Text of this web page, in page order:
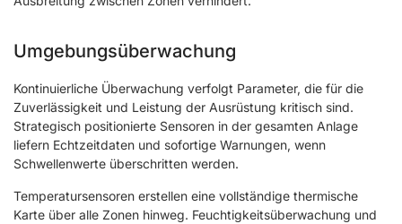
Umgebungsüberwachung
Kontinuierliche Überwachung verfolgt Parameter, die für die
Zuverlässigkeit und Leistung der Ausrüstung kritisch sind.
Strategisch positionierte Sensoren in der gesamten Anlage
liefern Echtzeitdaten und sofortige Warnungen, wenn
Schwellenwerte überschritten werden.
Temperatursensoren erstellen eine vollständige thermische
Karte über alle Zonen hinweg. Feuchtigkeitsüberwachung und